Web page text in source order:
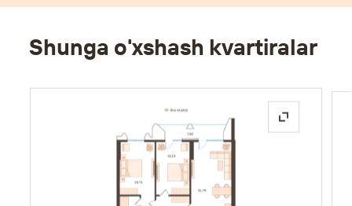
Shunga o'xshash kvartiralar